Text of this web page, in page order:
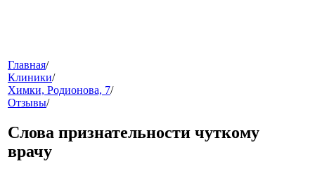
меню
Главная/
Клиники/
Химки, Родионова, 7/
Отзывы/
Слова признательности чуткому
врачу